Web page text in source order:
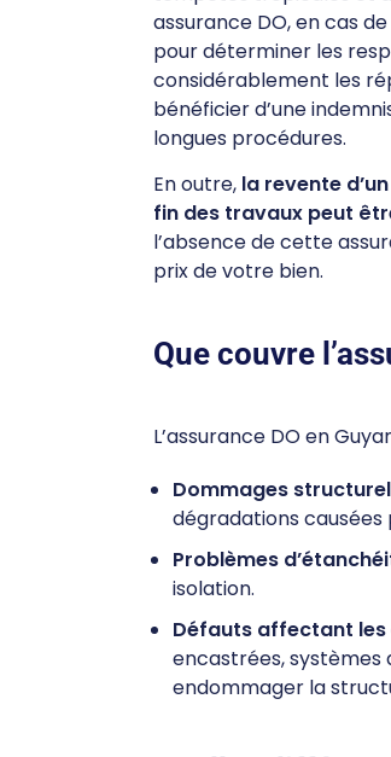
assurance DO, en cas
pour déterminer les
considérablement les
bénéficier d’une
longues procédures.
En outre, la revente
fin des travaux peut
l’absence de cette
prix de votre bien.
Que couvre
L’assurance DO en
Dommages
dégradations
Problèmes
isolation.
Défauts affectant
encastrées, systèmes
endommager la